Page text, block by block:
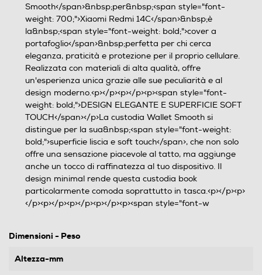
Smooth</span>&nbsp;per&nbsp;<span style="font-
weight: 700;">Xiaomi Redmi 14C</span>&nbsp;è
la&nbsp;<span style="font-weight: bold;">cover a
portafoglio</span>&nbsp;perfetta per chi cerca
eleganza, praticità e protezione per il proprio cellulare.
Realizzata con materiali di alta qualità, offre
un'esperienza unica grazie alle sue peculiarità e al
design moderno.<p></p><p></p><p><span style="font-
weight: bold;">DESIGN ELEGANTE E SUPERFICIE SOFT
TOUCH</span></p>La custodia Wallet Smooth si
distingue per la sua&nbsp;<span style="font-weight:
bold;">superficie liscia e soft touch</span>, che non solo
offre una sensazione piacevole al tatto, ma aggiunge
anche un tocco di raffinatezza al tuo dispositivo. Il
design minimal rende questa custodia book
particolarmente comoda soprattutto in tasca.<p></p><p>
</p><p></p><p></p><p></p><p><span style="font-w
Dimensioni - Peso
Altezza-mm